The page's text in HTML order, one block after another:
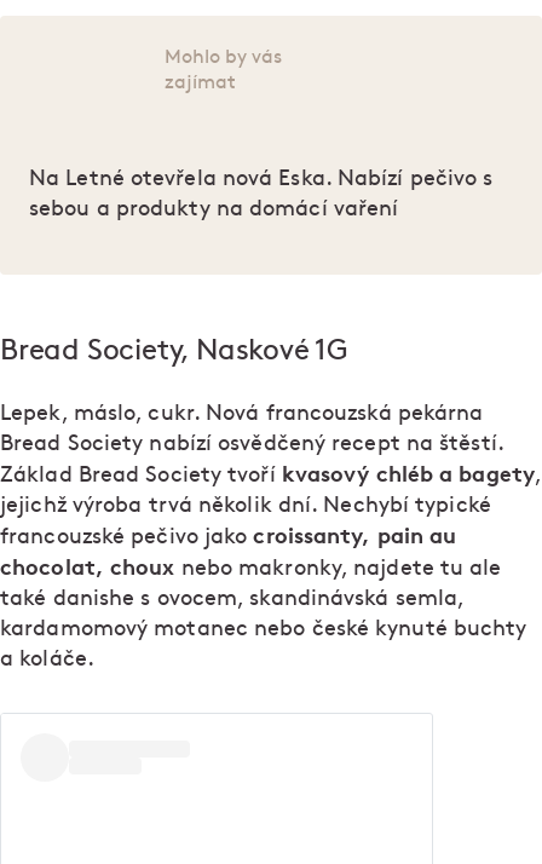
Mohlo by vás
zajímat
Na Letné otevřela nová Eska. Nabízí pečivo s
sebou a produkty na domácí vaření
Bread Society, Naskové 1G
Lepek, máslo, cukr. Nová francouzská pekárna
Bread Society nabízí osvědčený recept na štěstí.
Základ Bread Society tvoříkvasový chléb a bagety,
jejichž výroba trvá několik dní. Nechybí typické
francouzské pečivo jakocroissanty, pain au
chocolat, choux nebo makronky, najdete tu ale
také danishe s ovocem, skandinávská semla,
kardamomový motanec nebo české kynuté buchty
a koláče.